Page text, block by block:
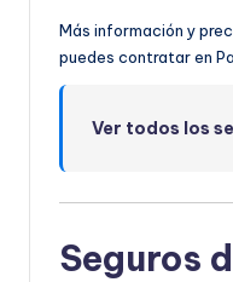
Más información y
puedes contratar en
Ver todos los
Seguros